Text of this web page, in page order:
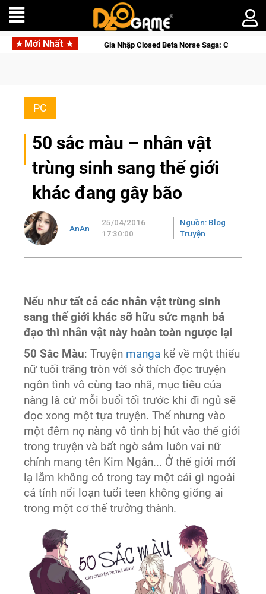
Mới NhấtGia Nhập Closed Beta Norse Saga: Cửu Giới Thức Tỉnh, Săn
PC
50 sắc màu – nhân vật
trùng sinh sang thế giới
khác đang gây bão
AnAn
25/04/2016
17:30:00
Nguồn: Blog
Truyện
Nếu như tất cả các nhân vật trùng sinh
sang thế giới khác sỡ hữu sức mạnh bá
đạo thì nhân vật này hoàn toàn ngược lại
50 Sắc Màu: Truyện manga kể về một thiếu
nữ tuổi trăng tròn với sở thích đọc truyện
ngôn tình vô cùng tao nhã, mục tiêu của
nàng là cứ mỗi buổi tối trước khi đi ngủ sẽ
đọc xong một tựa truyện. Thế nhưng vào
một đêm nọ nàng vô tình bị hút vào thế giới
trong truyện và bất ngờ sắm luôn vai nữ
chính mang tên Kim Ngân... Ở thế giới mới
lạ lẫm không có trong tay một cái gì ngoài
cá tính nổi loạn tuổi teen không giống ai
trong một cơ thể trưởng thành.